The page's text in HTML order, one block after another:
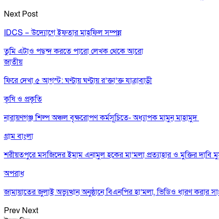
Next Post
IDCS – উদ্যোগে ইফতার মাহফিল সম্পন্ন
তুমি এটাও পছন্দ করতে পারোলেখক থেকে আরো
জাতীয়
ফিরে দেখা ৫ আগস্ট: ঘণ্টায় ঘণ্টায় র’ক্তা’ক্ত যাত্রাবাড়ী
কৃষি ও প্রকৃতি
নারায়ণগঞ্জ শিল্প অঞ্চল বৃক্ষরোপণ কর্মসূচিতে- অধ্যাপক মামুন মাহামুদ
গ্রাম বাংলা
শরীয়তপুরে মসজিদের ইমাম এনামুল হকের মা’মলা প্রত্যাহার ও মুক্তির দাবি
অপরাধ
জামায়াতের জুলাই অভ্যুত্থান অনুষ্ঠানে বিএনপির হা’মলা, ভিডিও ধারণ করার
Prev Next